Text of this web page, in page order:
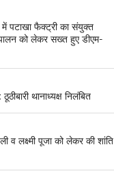
पटाखा फैक्ट्री का संयुक्त
पालन को लेकर सख्त हुए डीएम-
थानाध्यक्ष निलंबित
व लक्ष्मी पूजा को लेकर की शांति